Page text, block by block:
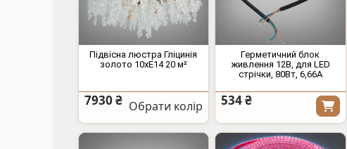
Підвісна люстра Гліцинія
золото 10xE14 20 м²
7930 ₴ Обрати колір
Герметичний блок
живлення 12В, для LED
стрічки, 80Вт, 6,66А
534 ₴